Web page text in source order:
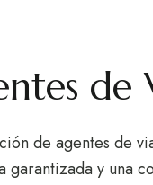
de
de agentes de
garantizada y una